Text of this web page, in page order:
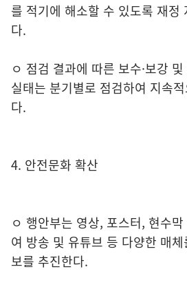
를 적기에 해소할 수 있도록 재정
다.
ㅇ 점검 결과에 따른 보수·보강
실태는 분기별로 점검하여 지속
다.
4. 안전문화 확산
ㅇ 행안부는 영상, 포스터, 현수
여 방송 및 유튜브 등 다양한 매
보를 추진한다.